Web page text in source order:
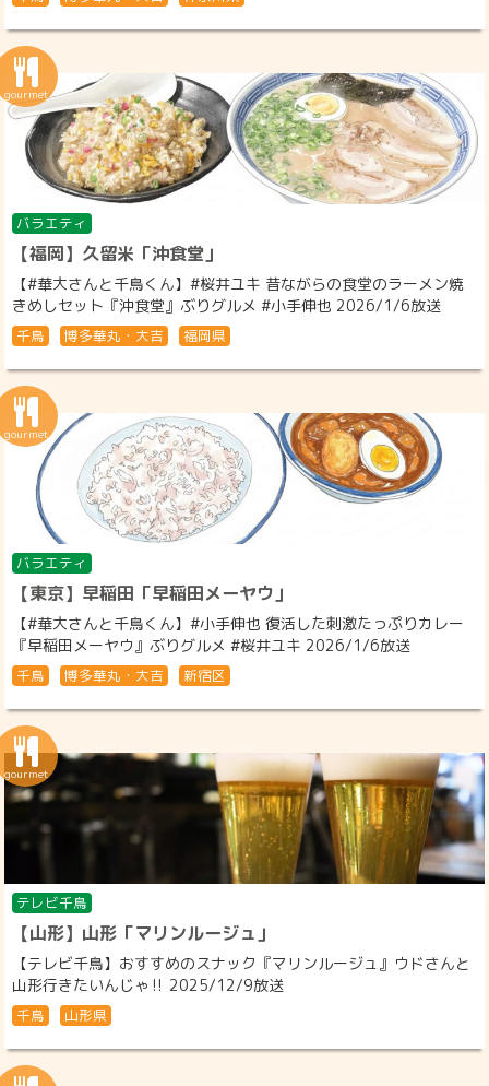
バラエティ
【福岡】久留米「沖食堂」
【#華大さんと千鳥くん】#桜井ユキ 昔ながらの食堂のラーメン焼
きめしセット『沖食堂』ぶりグルメ #小手伸也 2026/1/6放送
千鳥 博多華丸・大吉 福岡県
バラエティ
【東京】早稲田「早稲田メーヤウ」
【#華大さんと千鳥くん】#小手伸也 復活した刺激たっぷりカレー
『早稲田メーヤウ』ぶりグルメ #桜井ユキ 2026/1/6放送
千鳥 博多華丸・大吉 新宿区
テレビ千鳥
【山形】山形「マリンルージュ」
【テレビ千鳥】おすすめのスナック『マリンルージュ』ウドさんと
山形行きたいんじゃ‼ 2025/12/9放送
千鳥 山形県